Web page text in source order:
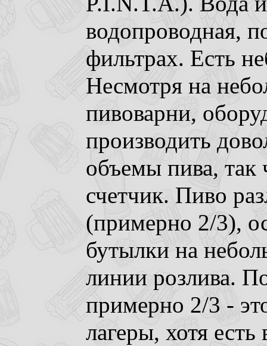
водопроводная,
фильтрах. Есть
Несмотря на
пивоварни,
производить
объемы пива, так
счетчик. Пиво
(примерно 2/3),
бутылки на
линии розлива.
примерно 2/3 -
лагеры, хотя